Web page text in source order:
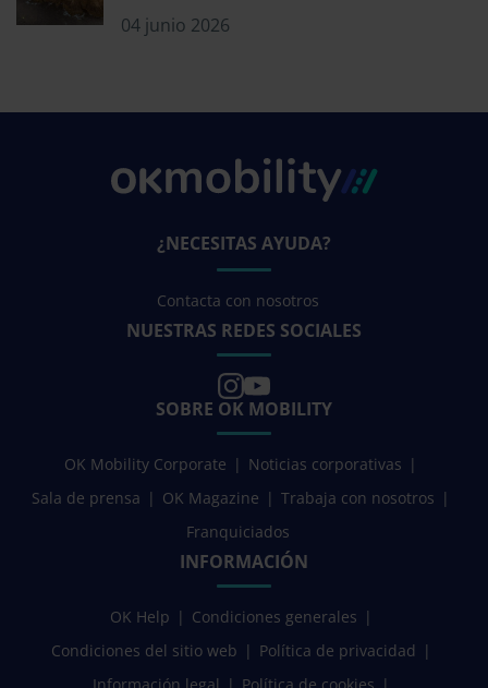
04 junio 2026
¿NECESITAS AYUDA?
Contacta con nosotros
NUESTRAS REDES SOCIALES
SOBRE OK MOBILITY
OK Mobility Corporate
Noticias corporativas
Sala de prensa
OK Magazine
Trabaja con nosotros
Franquiciados
INFORMACIÓN
OK Help
Condiciones generales
Condiciones del sitio web
Política de privacidad